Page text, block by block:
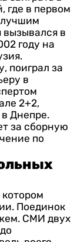
где в первом
вызывался в
году на
поиграл за
в
2+2,
Днепре.
за сборную
по
котором
Поединок
СМИ двух